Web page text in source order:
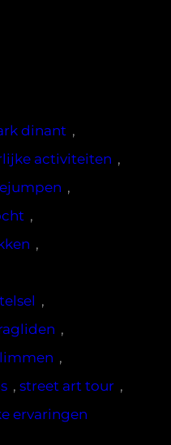
dinant ,
activiteiten ,
,
,
,
,
,
,
, street art tour ,
ervaringen